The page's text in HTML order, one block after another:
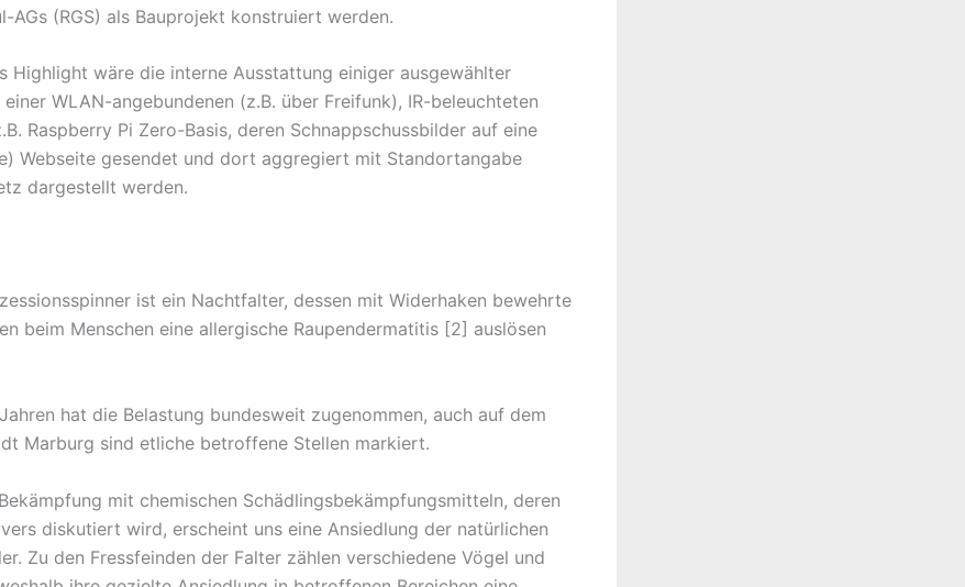
AGs (RGS) als Bauprojekt konstruiert werden.
Highlight wäre die interne Ausstattung einiger ausgewählter
WLAN-angebundenen (z.B. über Freifunk), IR-beleuchteten
Raspberry Pi Zero-Basis, deren Schnappschussbilder auf eine
Webseite gesendet und dort aggregiert mit Standortangabe
dargestellt werden.
ist ein Nachtfalter, dessen mit Widerhaken bewehrte
beim Menschen eine allergische Raupendermatitis [2] auslösen
hat die Belastung bundesweit zugenommen, auch auf dem
Marburg sind etliche betroffene Stellen markiert.
mit chemischen Schädlingsbekämpfungsmitteln, deren
diskutiert wird, erscheint uns eine Ansiedlung der natürlichen
Zu den Fressfeinden der Falter zählen verschiedene Vögel und